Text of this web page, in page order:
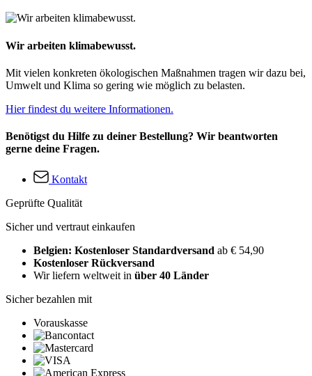
Wir arbeiten klimabewusst.
Mit vielen konkreten ökologischen Maßnahmen tragen wir dazu bei,
Umwelt und Klima so gering wie möglich zu belasten.
Hier findest du weitere Informationen.
Benötigst du Hilfe zu deiner Bestellung? Wir beantworten
gerne deine Fragen.
Kontakt
Geprüfte Qualität
Sicher und vertraut einkaufen
Belgien: Kostenloser Standardversand ab € 54,90
Kostenloser Rückversand
Wir liefern weltweit in über 40 Länder
Sicher bezahlen mit
Vorauskasse